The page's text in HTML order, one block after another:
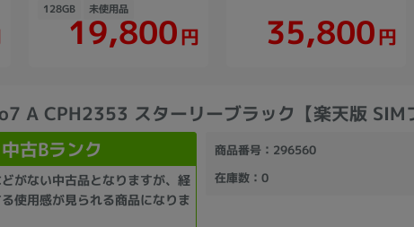
128GB 未使用品
19,800円 35,800円
A CPH2353 スターリーブラック【楽天版 SIM
中古Bランク
がない中古品となりますが、経
使用感が見られる商品になりま
商品番号：296560
在庫数：0